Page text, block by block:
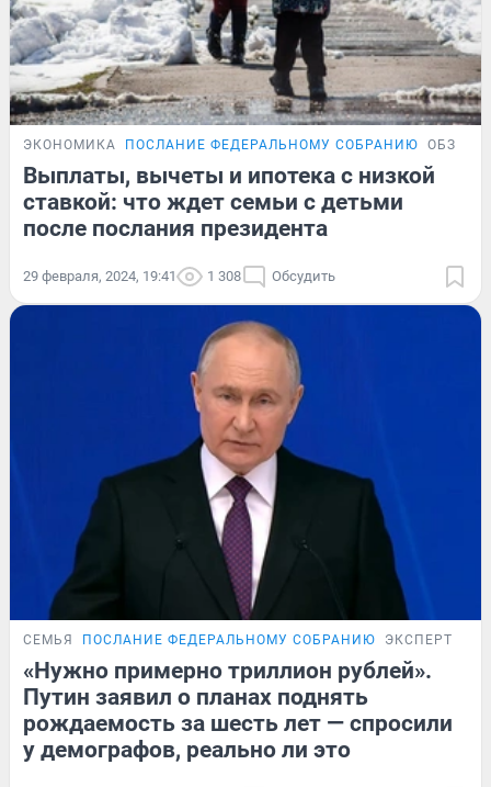
ЭКОНОМИКА ПОСЛАНИЕ ФЕДЕРАЛЬНОМУ СОБРАНИЮ ОБЗОР
Выплаты, вычеты и ипотека с низкой
ставкой: что ждет семьи с детьми
после послания президента
29 февраля, 2024, 19:41 1 308 Обсудить
СЕМЬЯ ПОСЛАНИЕ ФЕДЕРАЛЬНОМУ СОБРАНИЮ ЭКСПЕРТ
«Нужно примерно триллион рублей».
Путин заявил о планах поднять
рождаемость за шесть лет — спросили
у демографов, реально ли это